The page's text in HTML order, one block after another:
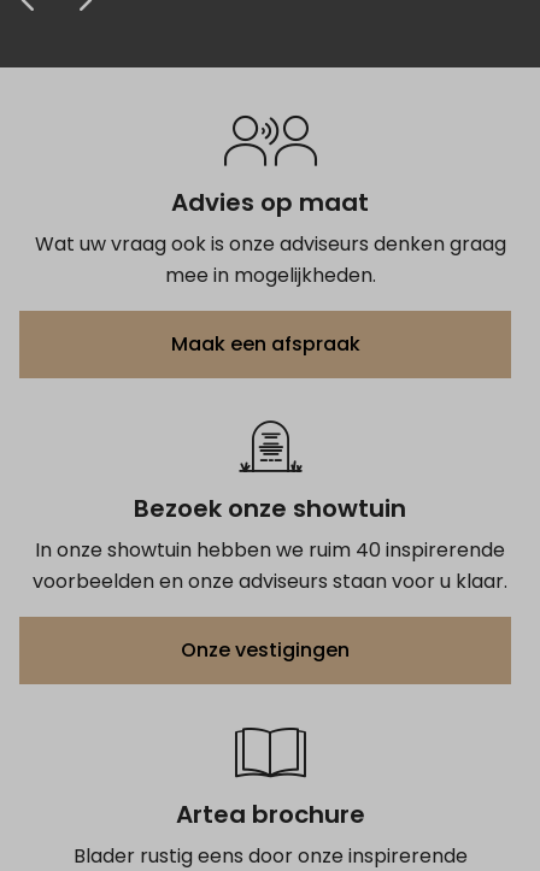
Bedankt voor de zeer prettige service.
Anoniem
Advies op maat
Wat uw vraag ook is onze adviseurs denken graag
mee in mogelijkheden.
Maak een afspraak
Bezoek onze showtuin
In onze showtuin hebben we ruim 40 inspirerende
voorbeelden en onze adviseurs staan voor u klaar.
Onze vestigingen
Artea brochure
Blader rustig eens door onze inspirerende